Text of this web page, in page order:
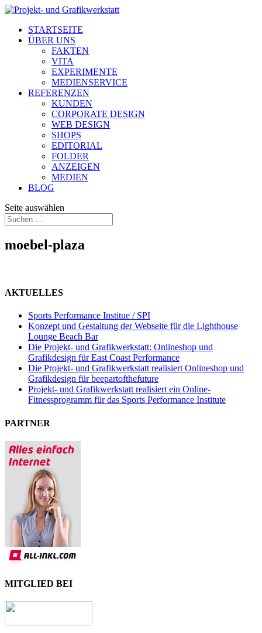
STARTSEITE
ÜBER UNS
FAKTEN
VITA
EXPERIMENTE
MEDIENSERVICE
REFERENZEN
KUNDEN
CORPORATE DESIGN
WEB DESIGN
SHOPS
EDITORIAL
FOLDER
ANZEIGEN
MEDIEN
BLOG
Seite auswählen
moebel-plaza
AKTUELLES
Sports Performance Institue / SPI
Konzept und Gestaltung der Webseite für die Lighthouse
Lounge Beach Bar
Die Projekt- und Grafikwerkstatt: Onlineshop und
Grafikdesign für East Coast Performance
Die Projekt- und Grafikwerkstatt realisiert Onlineshop und
Grafikdesign für beepartofthefuture
Projekt- und Grafikwerkstatt realisiert ein Online-
Fitnessprogramm für das Sports Performance Institute
PARTNER
MITGLIED BEI